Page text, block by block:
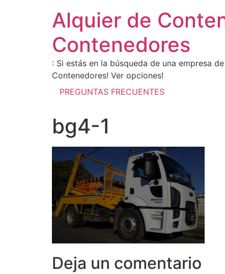
Alquier de
Contenedores
: Si estás en la búsqueda de una empresa
Contenedores! Ver opciones!
PREGUNTAS FRECUENTES
bg4-1
Deja un comentario